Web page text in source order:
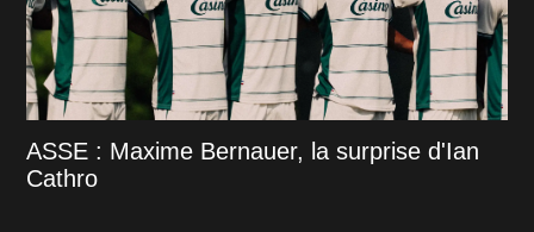
ASSE : Maxime Bernauer, la surprise d'Ian
Cathro